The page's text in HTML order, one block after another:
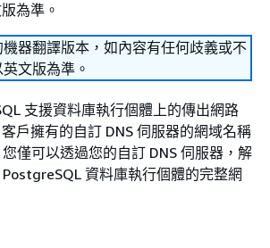
為準。
器翻譯版本，如內容有任何歧義或不
文版為準。
支援資料庫執行個體上的傳出網路
戶擁有的自訂 DNS 伺服器的網域名稱
僅可以透過您的自訂 DNS 伺服器，解
資料庫執行個體的完整網